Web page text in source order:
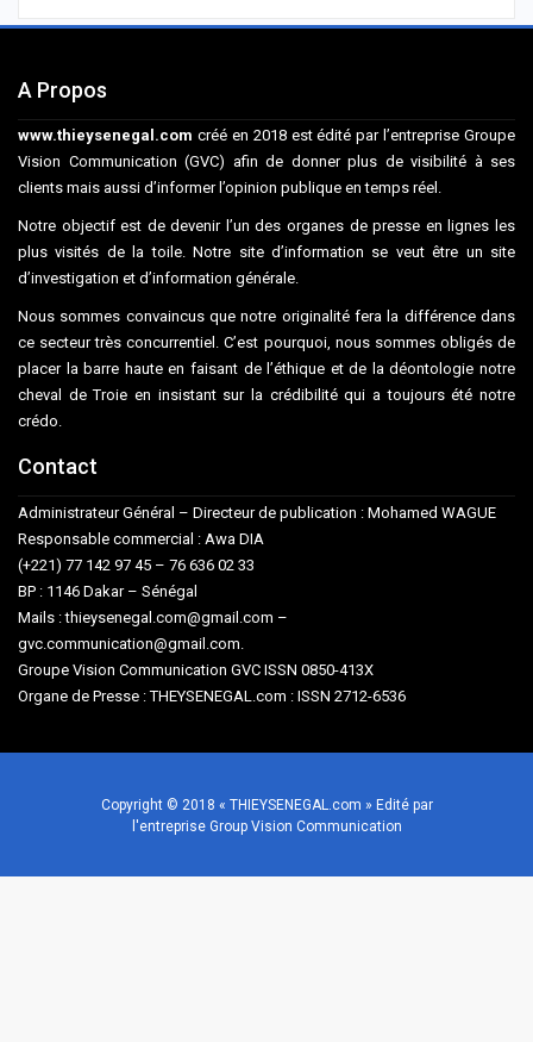
A Propos
www.thieysenegal.com créé en 2018 est édité par l’entreprise Groupe
Vision Communication (GVC) afin de donner plus de visibilité à ses
clients mais aussi d’informer l’opinion publique en temps réel.
Notre objectif est de devenir l’un des organes de presse en lignes les
plus visités de la toile. Notre site d’information se veut être un site
d’investigation et d’information générale.
Nous sommes convaincus que notre originalité fera la différence dans
ce secteur très concurrentiel. C’est pourquoi, nous sommes obligés de
placer la barre haute en faisant de l’éthique et de la déontologie notre
cheval de Troie en insistant sur la crédibilité qui a toujours été notre
crédo.
Contact
Administrateur Général – Directeur de publication : Mohamed WAGUE
Responsable commercial : Awa DIA
(+221) 77 142 97 45 – 76 636 02 33
BP : 1146 Dakar – Sénégal
Mails : thieysenegal.com@gmail.com –
gvc.communication@gmail.com.
Groupe Vision Communication GVC ISSN 0850-413X
Organe de Presse : THEYSENEGAL.com : ISSN 2712-6536
Copyright © 2018 « THIEYSENEGAL.com » Edité par
l'entreprise Group Vision Communication